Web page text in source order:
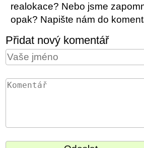
realokace? Nebo jsme
opak? Napište nám do
Přidat nový komentář